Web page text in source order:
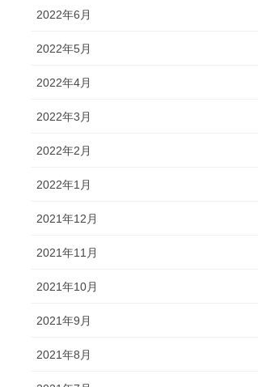
2022年6月
2022年5月
2022年4月
2022年3月
2022年2月
2022年1月
2021年12月
2021年11月
2021年10月
2021年9月
2021年8月